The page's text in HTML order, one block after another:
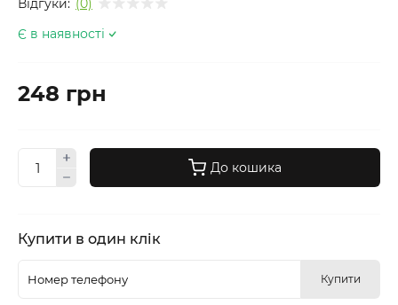
Є в наявності
248 грн
До кошика
Купити в один клік
Купити